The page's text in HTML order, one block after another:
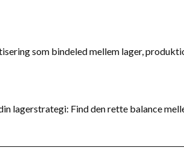
som bindeled mellem lager,
lagerstrategi: Find den rette balance